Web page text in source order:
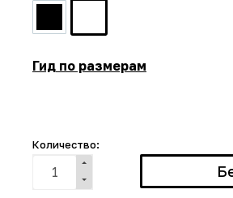
Гид по размерам
Количество: